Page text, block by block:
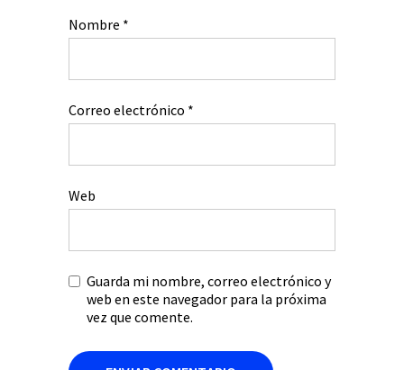
Nombre *
Correo electrónico *
Web
Guarda mi nombre, correo electrónico y
web en este navegador para la próxima
vez que comente.